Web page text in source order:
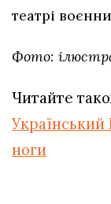
театрі
Фото:
Читайте
ноги